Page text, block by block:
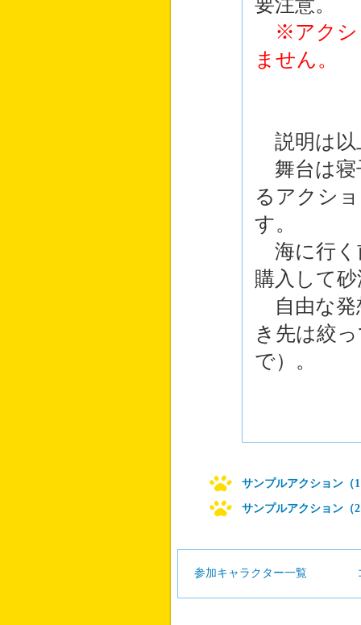
要注意。
※アクシ
ません。
説明は以
舞台は寝
るアクシ
す。
海に行く
購入して
自由な発
き先は絞
で）。
サンプルアクション（
サンプルアクション（
参加キャラクター一覧